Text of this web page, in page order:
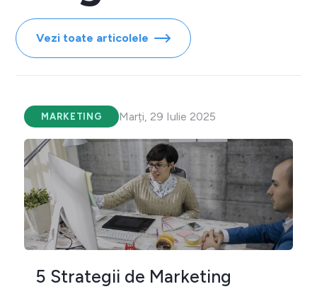
Vezi toate articolele
MARKETING Marți, 29 Iulie 2025
5 Strategii de Marketing